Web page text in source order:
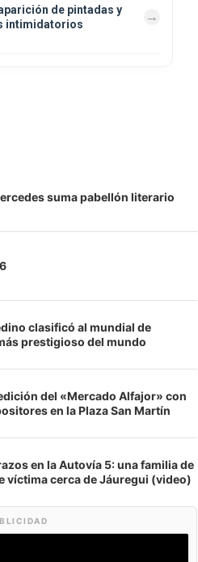
de pintadas y
intimidatorios
suma pabellón literario
clasificó al mundial de
prestigioso del mundo
del «Mercado Alfajor» con
en la Plaza San Martín
en la Autovía 5: una familia de
víctima cerca de Jáuregui (video)